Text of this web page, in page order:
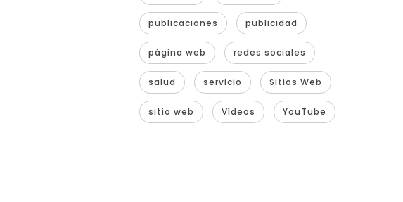
publicaciones publicidad
página web redes sociales
salud servicio Sitios Web
sitio web Vídeos YouTube